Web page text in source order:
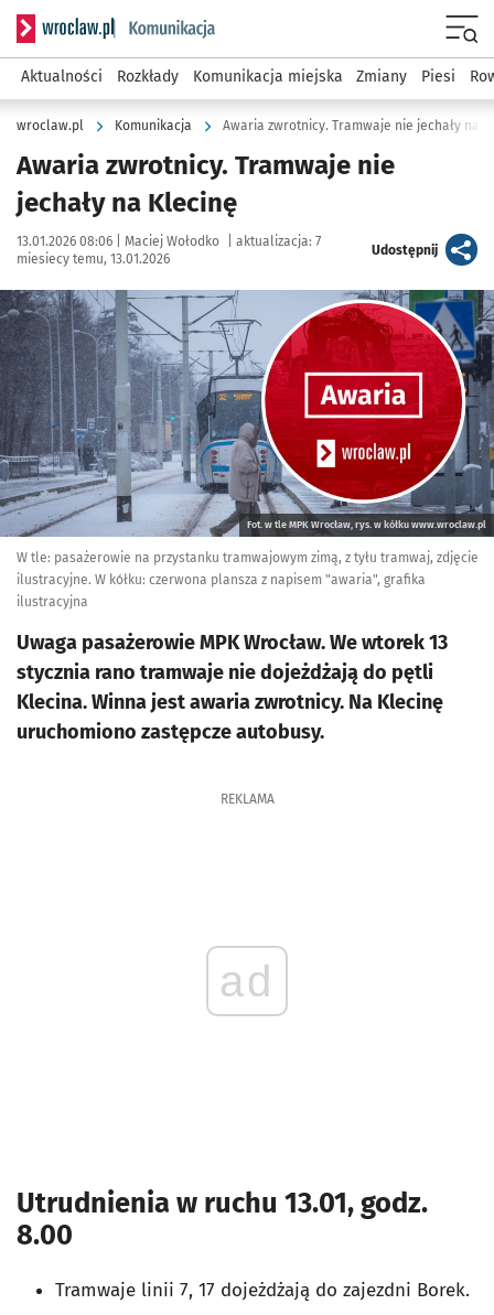
Serwis informacyjny wroclaw.pl podserwis: Komunikacja
Aktualności Rozkłady Komunikacja miejska Zmiany Piesi
wroclaw.pl Komunikacja Awaria zwrotnicy. Tramwaje nie jechały na
Awaria zwrotnicy. Tramwaje nie
jechały na Klecinę
Data publikacji:
13.01.2026 08:06 | Autor:
Maciej Wołodko aktualizacja: 7
miesiecy temu, 13.01.2026
Udostępnijartykuł
Kliknij, aby powiększyć
Fot. w tle MPK Wrocław, rys. w kółku www.wroclaw.pl
W tle: pasażerowie na przystanku tramwajowym zimą, z tyłu tramwaj, zdjęcie
ilustracyjne. W kółku: czerwona plansza z napisem "awaria", grafika
ilustracyjna
Uwaga pasażerowie MPK Wrocław. We wtorek 13
stycznia rano tramwaje nie dojeżdżają do pętli
Klecina. Winna jest awaria zwrotnicy. Na Klecinę
uruchomiono zastępcze autobusy.
REKLAMA
ad
Utrudnienia w ruchu 13.01, godz.
8.00
Tramwaje linii 7, 17 dojeżdżają do zajezdni Borek.